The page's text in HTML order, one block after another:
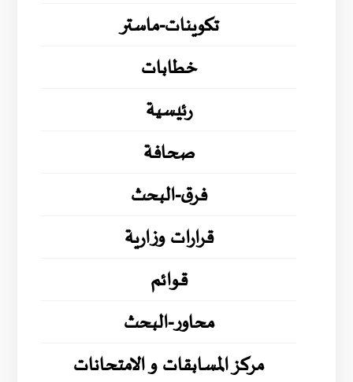
تكوينات-ماستر
خطابات
رئيسية
صحافة
فرق-البحث
قرارات وزارية
قوائم
محاور-البحث
مركز المسابقات و الامتحانات